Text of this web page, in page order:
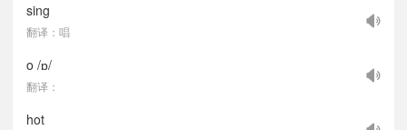
sing
翻译：唱
o /ɒ/
翻译：
hot